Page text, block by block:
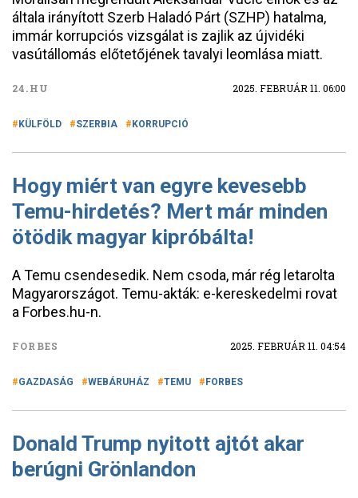
általa irányított Szerb Haladó Párt (SZHP) hatalma,
immár korrupciós vizsgálat is zajlik az újvidéki
vasútállomás előtetőjének tavalyi leomlása miatt.
24.HU 2025. FEBRUÁR 11. 06:00
KÜLFÖLD SZERBIA KORRUPCIÓ
Hogy miért van egyre kevesebb
Temu-hirdetés? Mert már minden
ötödik magyar kipróbálta!
A Temu csendesedik. Nem csoda, már rég letarolta
Magyarországot. Temu-akták: e-kereskedelmi rovat
a Forbes.hu-n.
FORBES 2025. FEBRUÁR 11. 04:54
GAZDASÁG WEBÁRUHÁZ TEMU FORBES
Donald Trump nyitott ajtót akar
berúgni Grönlandon